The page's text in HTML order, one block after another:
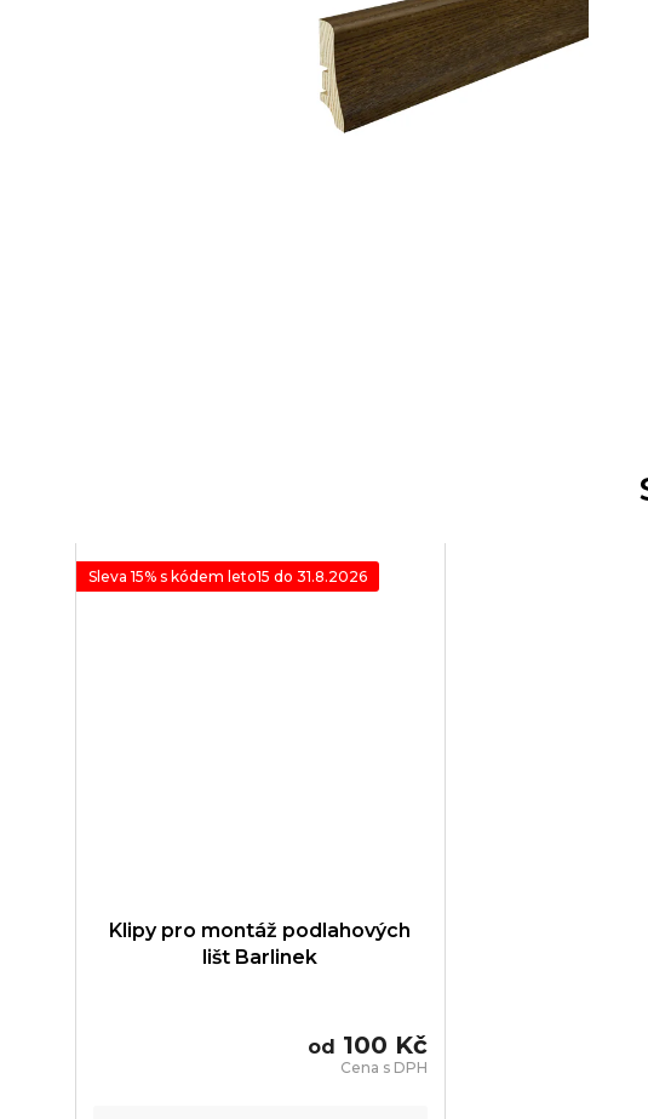
Sleva 15% s kódem leto15 do 31.8.2026
Klipy pro montáž podlahových
lišt Barlinek
od 100 Kč